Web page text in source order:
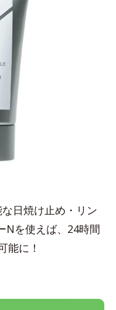
日焼け止め・リン
Nを使えば、24時間
能に！